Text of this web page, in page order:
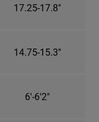
17.25-17.8"
14.75-15.3"
6'-6'2"